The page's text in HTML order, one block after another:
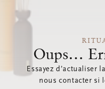
Oups…
Essayez d’actualiser
nous contacter si